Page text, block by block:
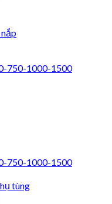
750-1000-1500
750-1000-1500
tùng